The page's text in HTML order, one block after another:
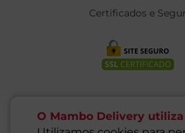
O Mambo Delivery
Certificados e